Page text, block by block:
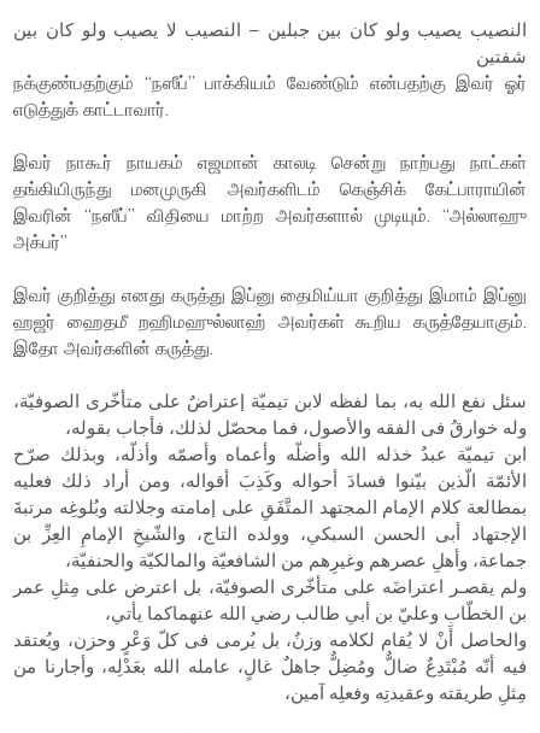
النصيب يصيب ولو كان بين جبلين – النصيب لا يصيب ولو كان بين
شفتين
நக்குண்பதற்கும் “நஸீப்” பாக்கியம் வேண்டும் என்பதற்கு இவர் ஓர்
எடுத்துக் காட்டாவார்.
இவர் நாகூர் நாயகம் எஜமான் காலடி சென்று நாற்பது நாட்கள்
தங்கியிருந்து மனமுருகி அவர்களிடம் கெஞ்சிக் கேட்பாராயின்
இவரின் “நஸீப்” விதியை மாற்ற அவர்களால் முடியும். “அல்லாஹு
அக்பர்”
இவர் குறித்து எனது கருத்து இப்னு தைமிய்யா குறித்து இமாம் இப்னு
ஹஜர் ஹைதமீ றஹிமஹுல்லாஹ் அவர்கள் கூறிய கருத்தேயாகும்.
இதோ அவர்களின் கருத்து.
سئل نفع الله به، بما لفظه لابن تيميّة إعتراضٌ على متأخّرى الصوفيّة،
وله خوارقُ فى الفقه والأصول، فما محصّل لذلك، فأجاب بقوله،
ابن تيميّة عبدٌ خذله الله وأضلّه وأعماه وأصمّه وأذلّه، وبذلك صرّح
الأئمّة الّذين بيّنوا فسادَ أحواله وكَذِبَ أقواله، ومن أراد ذلك فعليه
بمطالعة كلام الإمام المجتهد المتَّفَقِ على إمامته وجلالته وبُلوغِه مرتبةَ
الإجتهاد أبى الحسن السبكي، وولده التاج، والشّيخِ الإمامِ العِزِّ بن
جماعة، وأهلِ عصرهم وغيرِهم من الشافعيّة والمالكيّة والحنفيّة،
ولم يقصـر اعتراضَه على متأخّرى الصوفيّة، بل اعترض على مِثلِ عمر
بن الخطّاب وعليّ بن أبي طالب رضي الله عنهماكما يأتي،
والحاصل أَنْ لا يُقام لكلامه وزنٌ، بل يُرمى فى كلّ وَعْرٍ وحزن، ويُعتقد
فيه أنّه مُبْتَدِعٌ ضالٌّ ومُضِلٌّ جاهلٌ غالٍ، عامله الله بعَدْلِه، وأجارنا من
مِثلِ طريقته وعقيدتِه وفعلِه آمين،